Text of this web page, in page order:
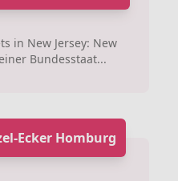
in New Jersey: New
Bundesstaat...
Ecker Homburg